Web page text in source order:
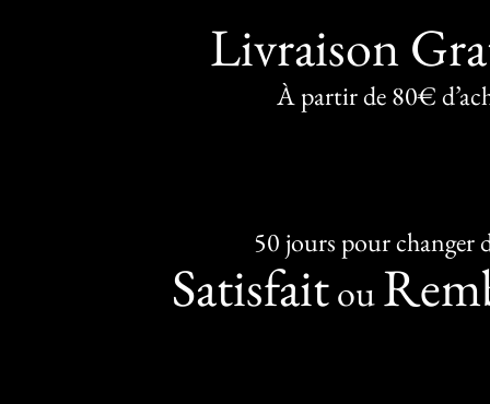
Livraison
À partir de 80€
50 jours pour changer
Satisfaitou